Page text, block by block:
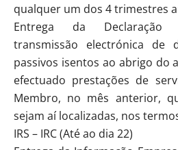
qualquer um dos 4 trimestres
Entrega da Declaração
transmissão electrónica de
passivos isentos ao abrigo do
efectuado prestações de
Membro, no mês anterior,
sejam aí localizadas, nos
IRS – IRC (Até ao dia 22)